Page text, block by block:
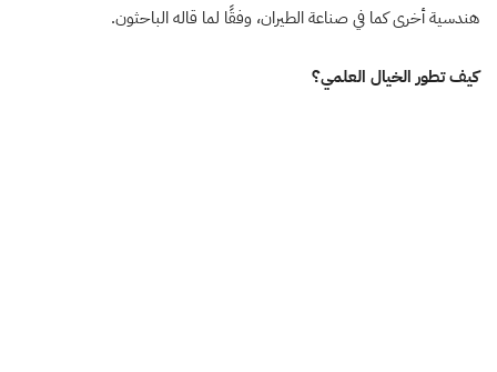
هندسية أخرى كما في صناعة الطيران، وفقًا لما قاله الباحثون.
كيف تطور الخيال العلمي؟